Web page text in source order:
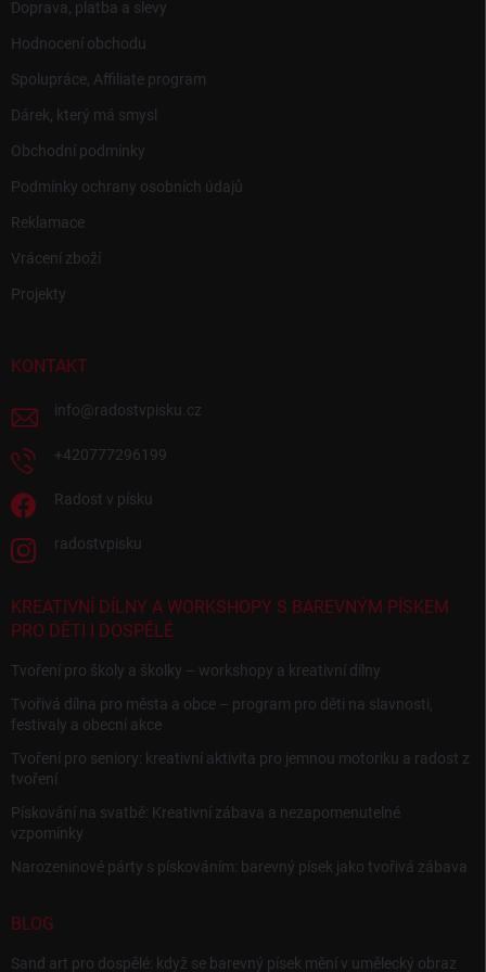
Doprava, platba a slevy
Hodnocení obchodu
Spolupráce, Affiliate program
Dárek, který má smysl
Obchodní podmínky
Podmínky ochrany osobních údajů
Reklamace
Vrácení zboží
Projekty
KONTAKT
info@radostvpisku.cz
+420777296199
Radost v písku
radostvpisku
KREATIVNÍ DÍLNY A WORKSHOPY S BAREVNÝM PÍSKEM
PRO DĚTI I DOSPĚLÉ
Tvoření pro školy a školky – workshopy a kreativní dílny
Tvořivá dílna pro města a obce – program pro děti na slavnosti,
festivaly a obecní akce
Tvoření pro seniory: kreativní aktivita pro jemnou motoriku a radost z
tvoření
Pískování na svatbě: Kreativní zábava a nezapomenutelné
vzpomínky
Narozeninové párty s pískováním: barevný písek jako tvořivá zábava
BLOG
Sand art pro dospělé: když se barevný písek mění v umělecký obraz